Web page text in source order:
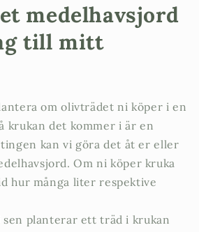
medelhavsjord
till mitt
om olivträdet ni köper i en
krukan det kommer i är en
kan vi göra det åt er eller
Om ni köper kruka
hur många liter respektive
planterar ett träd i krukan